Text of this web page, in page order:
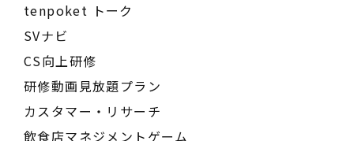
tenpoket トーク
SVナビ
CS向上研修
研修動画見放題プラン
カスタマー・リサーチ
飲食店マネジメントゲーム